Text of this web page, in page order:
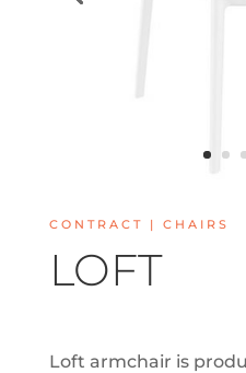
CONTRACT | CHAIRS
LOFT
Loft armchair is